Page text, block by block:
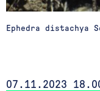
Ephedra distachya
07.11.2023